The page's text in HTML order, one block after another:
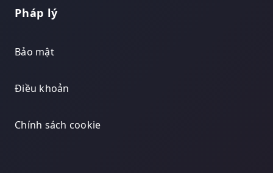
Pháp lý
Bảo mật
Điều khoản
Chính sách cookie